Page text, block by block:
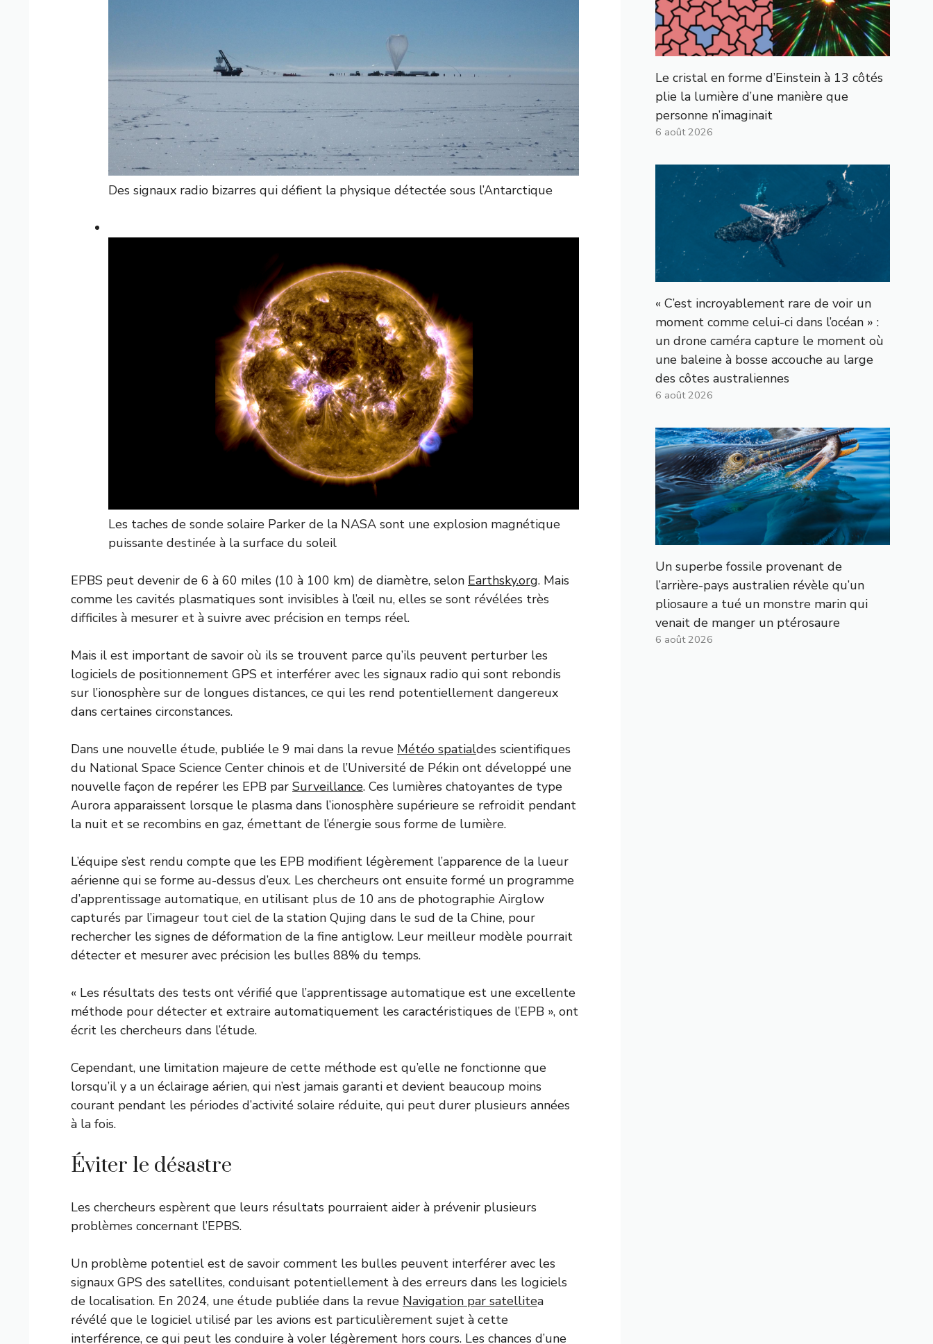
Des signaux radio bizarres qui défient la physique détectée sous l’Antarctique
Les taches de sonde solaire Parker de la NASA sont une explosion magnétique
puissante destinée à la surface du soleil
EPBS peut devenir de 6 à 60 miles (10 à 100 km) de diamètre, selon Earthsky.org. Mais
comme les cavités plasmatiques sont invisibles à l’œil nu, elles se sont révélées très
difficiles à mesurer et à suivre avec précision en temps réel.
Mais il est important de savoir où ils se trouvent parce qu’ils peuvent perturber les
logiciels de positionnement GPS et interférer avec les signaux radio qui sont rebondis
sur l’ionosphère sur de longues distances, ce qui les rend potentiellement dangereux
dans certaines circonstances.
Dans une nouvelle étude, publiée le 9 mai dans la revue Météo spatialdes scientifiques
du National Space Science Center chinois et de l’Université de Pékin ont développé une
nouvelle façon de repérer les EPB par Surveillance. Ces lumières chatoyantes de type
Aurora apparaissent lorsque le plasma dans l’ionosphère supérieure se refroidit pendant
la nuit et se recombins en gaz, émettant de l’énergie sous forme de lumière.
L’équipe s’est rendu compte que les EPB modifient légèrement l’apparence de la lueur
aérienne qui se forme au-dessus d’eux. Les chercheurs ont ensuite formé un programme
d’apprentissage automatique, en utilisant plus de 10 ans de photographie Airglow
capturés par l’imageur tout ciel de la station Qujing dans le sud de la Chine, pour
rechercher les signes de déformation de la fine antiglow. Leur meilleur modèle pourrait
détecter et mesurer avec précision les bulles 88% du temps.
« Les résultats des tests ont vérifié que l’apprentissage automatique est une excellente
méthode pour détecter et extraire automatiquement les caractéristiques de l’EPB », ont
écrit les chercheurs dans l’étude.
Cependant, une limitation majeure de cette méthode est qu’elle ne fonctionne que
lorsqu’il y a un éclairage aérien, qui n’est jamais garanti et devient beaucoup moins
courant pendant les périodes d’activité solaire réduite, qui peut durer plusieurs années
à la fois.
Éviter le désastre
Les chercheurs espèrent que leurs résultats pourraient aider à prévenir plusieurs
problèmes concernant l’EPBS.
Un problème potentiel est de savoir comment les bulles peuvent interférer avec les
signaux GPS des satellites, conduisant potentiellement à des erreurs dans les logiciels
de localisation. En 2024, une étude publiée dans la revue Navigation par satellitea
révélé que le logiciel utilisé par les avions est particulièrement sujet à cette
interférence, ce qui peut les conduire à voler légèrement hors cours. Les chances d’une
Le cristal en forme d’Einstein à 13 côtés
plie la lumière d’une manière que
personne n’imaginait
6 août 2026
« C’est incroyablement rare de voir un
moment comme celui-ci dans l’océan » :
un drone caméra capture le moment où
une baleine à bosse accouche au large
des côtes australiennes
6 août 2026
Un superbe fossile provenant de
l’arrière-pays australien révèle qu’un
pliosaure a tué un monstre marin qui
venait de manger un ptérosaure
6 août 2026